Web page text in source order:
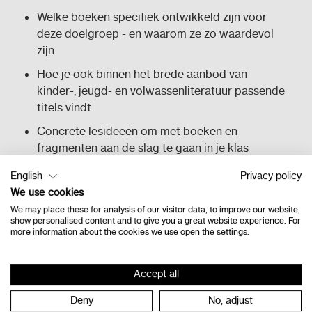
Welke boeken specifiek ontwikkeld zijn voor
deze doelgroep - en waarom ze zo waardevol
zijn
Hoe je ook binnen het brede aanbod van
kinder-, jeugd- en volwassenliteratuur passende
titels vindt
Concrete lesideeën om met boeken en
fragmenten aan de slag te gaan in je klas
Hoe je leesplezier inzet als hefboom voor
taalontwikkeling en betrokkenheid
Ilona Plichart is gastspreker en bruggenbouwer
English
Privacy policy
We use cookies
We may place these for analysis of our visitor data, to improve our website,
show personalised content and to give you a great website experience. For
more information about the cookies we use open the settings.
Accept all
Deny No, adjust